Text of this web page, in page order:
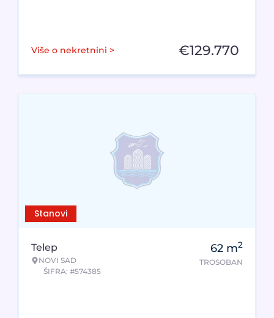
Više o nekretnini > €129.770
Stanovi
Telep
NOVI SAD
ŠIFRA: #574385
62 m2
TROSOBAN